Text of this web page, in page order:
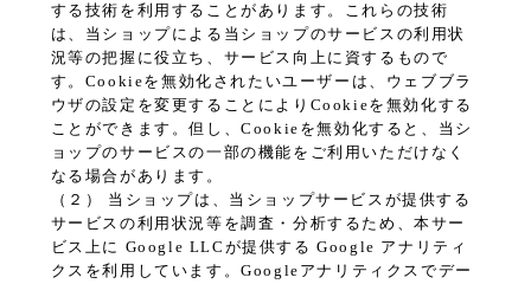
する技術を利用することがあります。これらの技術
は、当ショップによる当ショップのサービスの利用状
況等の把握に役立ち、サービス向上に資するもので
す。Cookieを無効化されたいユーザーは、ウェブブラ
ウザの設定を変更することによりCookieを無効化する
ことができます。但し、Cookieを無効化すると、当シ
ョップのサービスの一部の機能をご利用いただけなく
なる場合があります。
（２） 当ショップは、当ショップサービスが提供する
サービスの利用状況等を調査・分析するため、本サー
ビス上に Google LLCが提供する Google アナリティ
クスを利用しています。Googleアナリティクスでデー